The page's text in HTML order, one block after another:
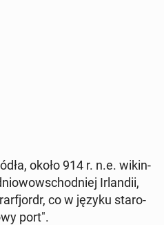
około 914 r. n.e. wi­kin­
Ir­lan­dii,
co w języku sta­ro­
port".